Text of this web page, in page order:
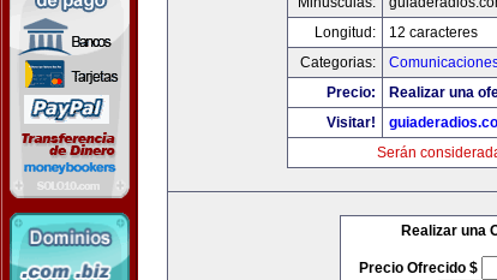
Longitud:
12 caracteres
Categorias:
Precio:
Realizar una
Visitar!
Serán
Realizar una
Precio Ofrecido $